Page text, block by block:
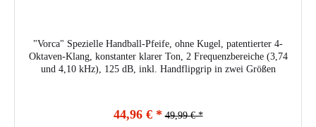
"Vorca" Spezielle Handball-Pfeife, ohne Kugel, patentierter 4-
Oktaven-Klang, konstanter klarer Ton, 2 Frequenzbereiche (3,74
und 4,10 kHz), 125 dB, inkl. Handflipgrip in zwei Größen
44,96 € * 49,99 € *